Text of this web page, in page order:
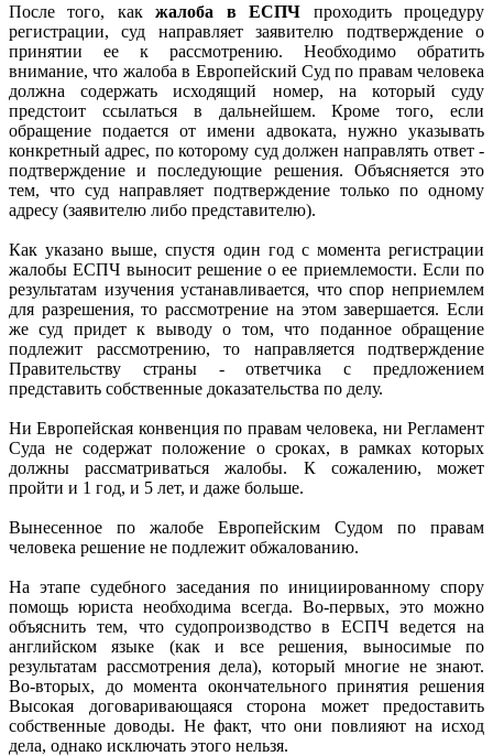
После того, какжалоба в ЕСПЧ проходить процедуру
регистрации, суд направляет заявителю подтверждение о
принятии ее к рассмотрению. Необходимо обратить
внимание, что жалоба в Европейский Суд по правам человека
должна содержать исходящий номер, на который суду
предстоит ссылаться в дальнейшем. Кроме того, если
обращение подается от имени адвоката, нужно указывать
конкретный адрес, по которому суд должен направлять ответ -
подтверждение и последующие решения. Объясняется это
тем, что суд направляет подтверждение только по одному
адресу (заявителю либо представителю).
Как указано выше, спустя один год с момента регистрации
жалобы ЕСПЧ выносит решение о ее приемлемости. Если по
результатам изучения устанавливается, что спор неприемлем
для разрешения, то рассмотрение на этом завершается. Если
же суд придет к выводу о том, что поданное обращение
подлежит рассмотрению, то направляется подтверждение
Правительству страны - ответчика с предложением
представить собственные доказательства по делу.
Ни Европейская конвенция по правам человека, ни Регламент
Суда не содержат положение о сроках, в рамках которых
должны рассматриваться жалобы. К сожалению, может
пройти и 1 год, и 5 лет, и даже больше.
Вынесенное по жалобе Европейским Судом по правам
человека решение не подлежит обжалованию.
На этапе судебного заседания по инициированному спору
помощь юриста необходима всегда. Во-первых, это можно
объяснить тем, что судопроизводство в ЕСПЧ ведется на
английском языке (как и все решения, выносимые по
результатам рассмотрения дела), который многие не знают.
Во-вторых, до момента окончательного принятия решения
Высокая договаривающаяся сторона может предоставить
собственные доводы. Не факт, что они повлияют на исход
дела, однако исключать этого нельзя.